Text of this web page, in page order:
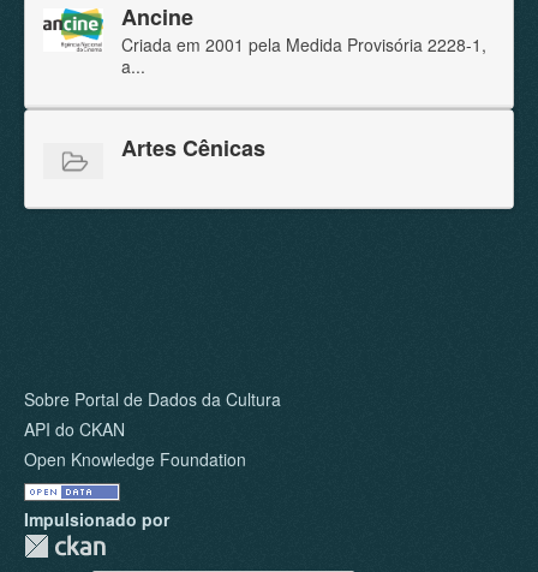
Ancine
Criada em 2001 pela Medida Provisória 2228-1,
a...
Artes Cênicas
Sobre Portal de Dados da Cultura
API do CKAN
Open Knowledge Foundation
Impulsionado por